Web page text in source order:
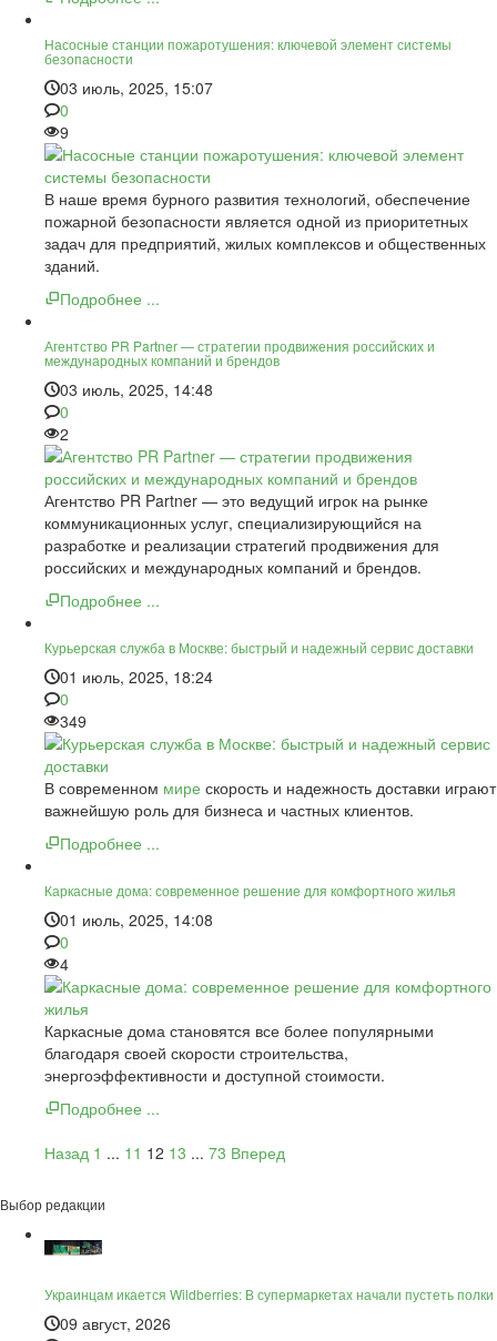
Насосные станции пожаротушения: ключевой элемент системы
безопасности
03 июль, 2025, 15:07
0
9
В наше время бурного развития технологий, обеспечение
пожарной безопасности является одной из приоритетных
задач для предприятий, жилых комплексов и общественных
зданий.
Подробнее ...
Агентство PR Partner — стратегии продвижения российских и
международных компаний и брендов
03 июль, 2025, 14:48
0
2
Агентство PR Partner — это ведущий игрок на рынке
коммуникационных услуг, специализирующийся на
разработке и реализации стратегий продвижения для
российских и международных компаний и брендов.
Подробнее ...
Курьерская служба в Москве: быстрый и надежный сервис доставки
01 июль, 2025, 18:24
0
349
В современном мире скорость и надежность доставки играют
важнейшую роль для бизнеса и частных клиентов.
Подробнее ...
Каркасные дома: современное решение для комфортного жилья
01 июль, 2025, 14:08
0
4
Каркасные дома становятся все более популярными
благодаря своей скорости строительства,
энергоэффективности и доступной стоимости.
Подробнее ...
Назад 1 ... 11 12 13 ... 73 Вперед
Выбор редакции
Украинцам икается Wildberries: В супермаркетах начали пустеть полки
09 август, 2026